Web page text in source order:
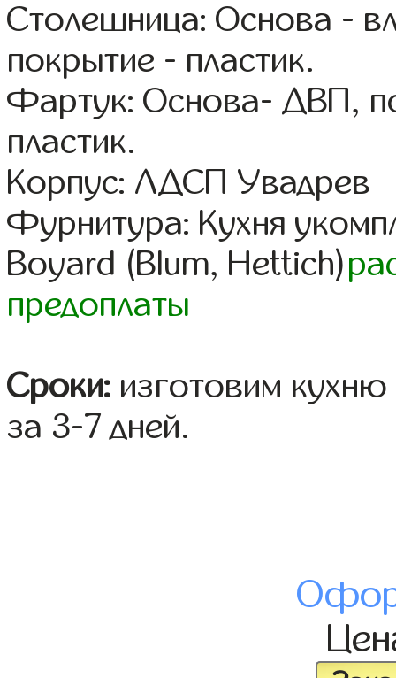
Столешница: Основа -
покрытие - пластик.
Фартук: Основа- ДВП,
пластик.
Корпус: ЛДСП Увадрев
Фурнитура: Кухня
Boyard (Blum, Hettich)
предоплаты
Сроки: изготовим
за 3-7 дней.